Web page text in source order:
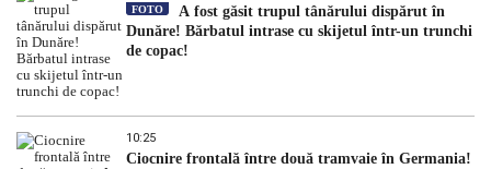
FOTO
A fost găsit trupul tânărului dispărut în
Dunăre! Bărbatul intrase cu skijetul într-un trunchi
de copac!
10:25
Ciocnire frontală între două tramvaie în Germania!